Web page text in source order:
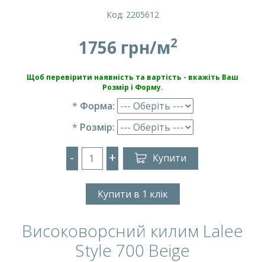
Код: 2205612
1756 грн/м2
Щоб перевірити наявність та вартість - вкажіть Ваш
Розмір і Форму.
* Форма:
* Розмір:
- + Купити
Купити в 1 клік
Високоворсний килим Lalee
Style 700 Beige